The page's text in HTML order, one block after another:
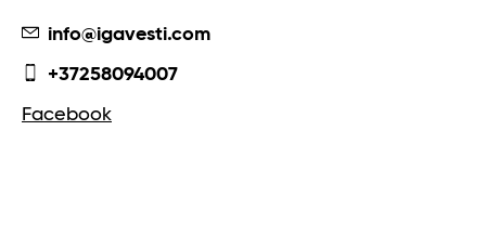
info@igavesti.com
+37258094007
Facebook